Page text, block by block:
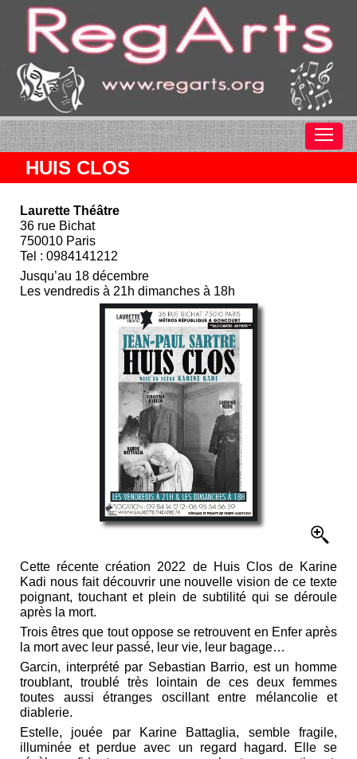
HUIS CLOS
Laurette Théâtre
36 rue Bichat
750010 Paris
Tel : 0984141212
Jusqu’au 18 décembre
Les vendredis à 21h dimanches à 18h
Cette récente création 2022 de Huis Clos de Karine
Kadi nous fait découvrir une nouvelle vision de ce texte
poignant, touchant et plein de subtilité qui se déroule
après la mort.
Trois êtres que tout oppose se retrouvent en Enfer après
la mort avec leur passé, leur vie, leur bagage…
Garcin, interprété par Sebastian Barrio, est un homme
troublant, troublé très lointain de ces deux femmes
toutes aussi étranges oscillant entre mélancolie et
diablerie.
Estelle, jouée par Karine Battaglia, semble fragile,
illuminée et perdue avec un regard hagard. Elle se